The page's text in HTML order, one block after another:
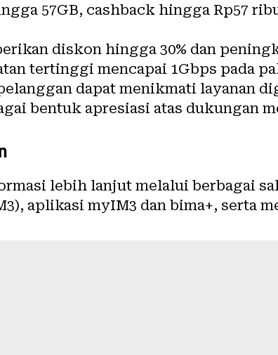
57GB, cashback hingga Rp57
diskon hingga 30% dan
tertinggi mencapai 1Gbps pada
dapat menikmati layanan
bentuk apresiasi atas dukungan
lebih lanjut melalui berbagai
aplikasi myIM3 dan bima+, serta